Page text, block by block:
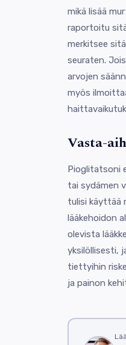
mikä lisää
raportoitu
merkitsee
seuraten.
arvojen
myös
Vasta-
Pioglitatsoni
tai sydämen
tulisi käyttää
lääkehoidon
olevista
yksilöllisesti,
tiettyihin
ja painon